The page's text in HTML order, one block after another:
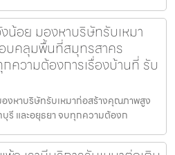
น้อย มองหาบริษัทรับเหมา
บคลุมพื้นที่สมุทรสาคร
ความต้องการเรื่องบ้านที่ รับ
งหาบริษัทรับเหมาก่อสร้างคุณภาพสูง
และอยุธยา จบทุกความต้องก